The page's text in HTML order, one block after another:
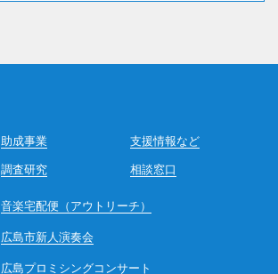
助成事業
調査研究 相談窓口
支援情報など
音楽宅配便（アウトリーチ）
広島市新人演奏会
広島プロミシングコンサート